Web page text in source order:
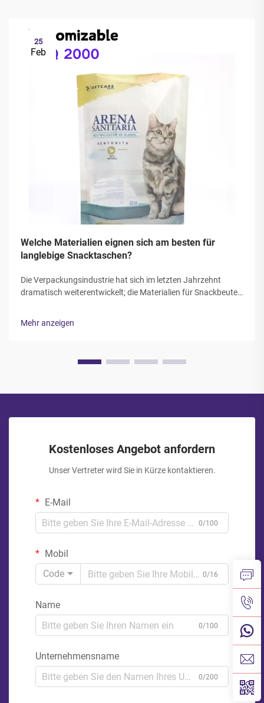
25
Feb
Welche Materialien eignen sich am besten für
langlebige Snacktaschen?
Die Verpackungsindustrie hat sich im letzten Jahrzehnt
dramatisch weiterentwickelt; die Materialien für Snackbeutel
zu werden. Lebensmittelhersteller und Verpackungsfachleute
Mehr anzeigen
Kostenloses Angebot anfordern
Unser Vertreter wird Sie in Kürze kontaktieren.
E-Mail
0/100
Mobil
Code
0/16
Name
0/100
Unternehmensname
0/200